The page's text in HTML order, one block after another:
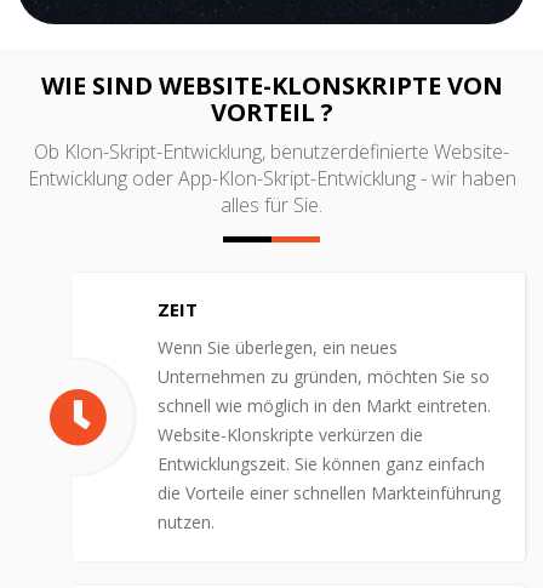
WIE SIND WEBSITE-KLONSKRIPTE VON
VORTEIL ?
Ob Klon-Skript-Entwicklung, benutzerdefinierte Website-
Entwicklung oder App-Klon-Skript-Entwicklung - wir haben
alles für Sie.
ZEIT
Wenn Sie überlegen, ein neues
Unternehmen zu gründen, möchten Sie so
schnell wie möglich in den Markt eintreten.
Website-Klonskripte verkürzen die
Entwicklungszeit. Sie können ganz einfach
die Vorteile einer schnellen Markteinführung
nutzen.